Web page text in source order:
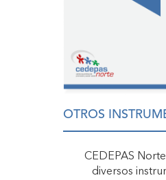
OTROS
CEDEPAS
diversos